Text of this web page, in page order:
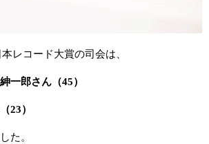
レコード大賞の司会は、
一郎さん（45）
23）
た。